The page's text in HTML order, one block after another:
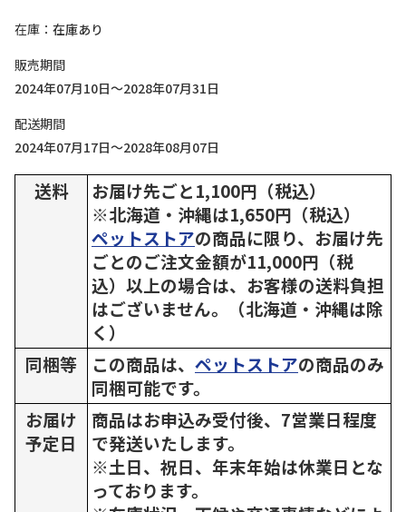
在庫
在庫あり
販売期間
2024年07月10日～2028年07月31日
配送期間
2024年07月17日～2028年08月07日
送料
お届け先ごと1,100円（税込）
※北海道・沖縄は1,650円（税込）
ペットストアの商品に限り、お届け先
ごとのご注文金額が11,000円（税
込）以上の場合は、お客様の送料負担
はございません。（北海道・沖縄は除
く）
同梱等
この商品は、 ペットストアの商品のみ
同梱可能です。
お届け
予定日
商品はお申込み受付後、7営業日程度
で発送いたします。
※土日、祝日、年末年始は休業日とな
っております。